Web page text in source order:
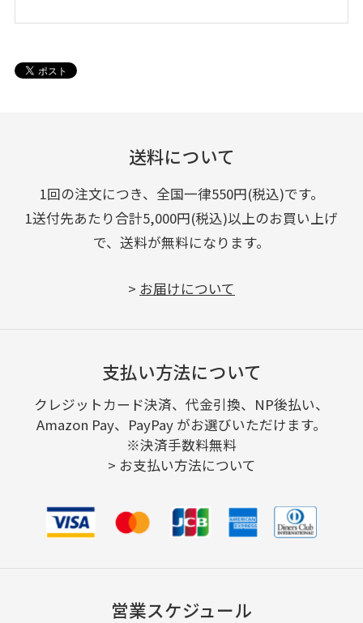
送料について
1回の注文につき、全国一律550円(税込)です。
1送付先あたり合計5,000円(税込)以上のお買い上げ
で、送料が無料になります。
> お届けについて
支払い方法について
クレジットカード決済、代金引換、NP後払い、
Amazon Pay、PayPay がお選びいただけます。
※決済手数料無料
> お支払い方法について
営業スケジュール